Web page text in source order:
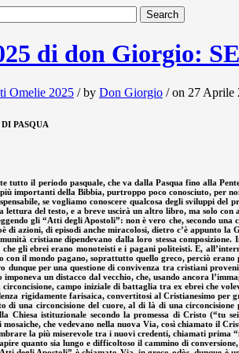
di don Giorgio:
Omelie 2025 / by Don Giorgio / on 27 Aprile
PASQUA
tutto il periodo pasquale, che va dalla Pasqua fino alla
importanti della Bibbia, purtroppo poco conosciuto, per
se vogliamo conoscere qualcosa degli sviluppi
lettura del testo, e a breve uscirà un altro libro, ma solo
gli “Atti degli Apostoli”: non è vero che, secondo
di azioni, di episodi anche miracolosi, dietro c’è appunto la
cristiane dipendevano dalla loro stessa
che gli ebrei erano monoteisti e i pagani politeisti. E,
con il mondo pagano, soprattutto quello greco, perciò erano
dunque per una questione di convivenza tra cristiani
imponeva un distacco dal vecchio, che, usando ancora
circoncisione, campo iniziale di battaglia tra ex ebrei che
rigidamente farisaica, convertitosi al Cristianesimo
di una circoncisione del cuore, al di là di una
Chiesa istituzionale secondo la promessa di Cristo (“tu
che vedevano nella nuova Via, così chiamato il
la più miserevole tra i nuovi credenti, chiamati
quanto sia lungo e difficoltoso il cammino di